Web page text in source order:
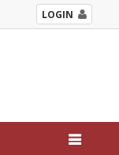
LOGIN